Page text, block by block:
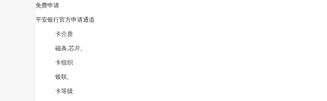
免费申请
平安银行官方申请通道
卡介质
磁条,芯片,
卡组织
银联,
卡等级